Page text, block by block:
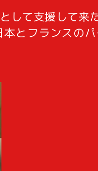
して支援して来
本とフランスの